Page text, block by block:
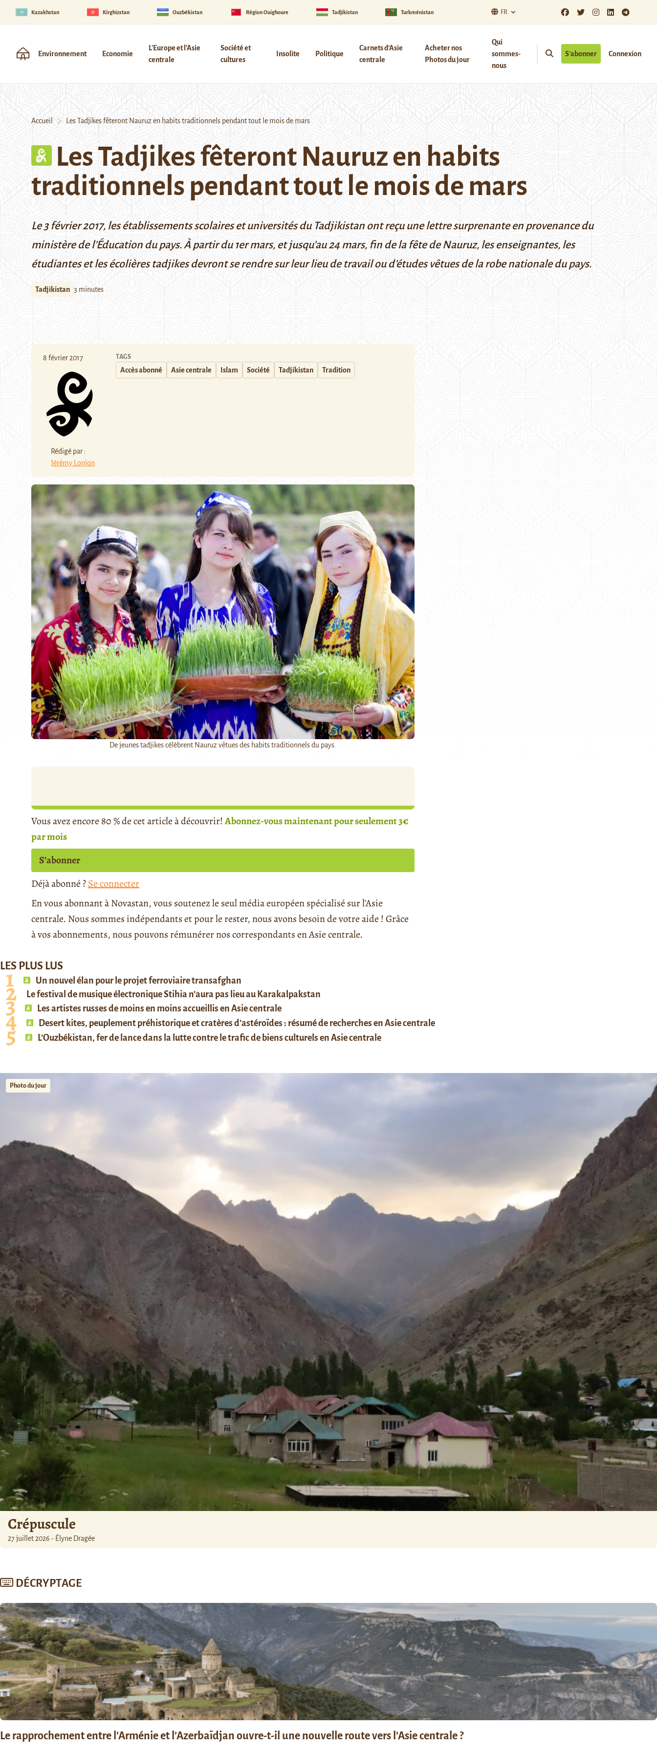
Kazakhstan Kirghizstan Ouzbékistan Région Ouïghoure Tadjikistan Turkménistan FR
Environnement Economie
L'Europe et l'Asie
centrale
Société et
cultures
Insolite Politique
Carnets d’Asie
centrale
Acheter nos
Photos du jour
Qui
sommes-
nous
S’abonner Connexion
Accueil Les Tadjikes fêteront Nauruz en habits traditionnels pendant tout le mois de mars
Les Tadjikes fêteront Nauruz en habits
traditionnels pendant tout le mois de mars
Le 3 février 2017, les établissements scolaires et universités du Tadjikistan ont reçu une lettre surprenante en provenance du
ministère de l’Éducation du pays. À partir du 1er mars, et jusqu’au 24 mars, fin de la fête deNauruz, les enseignantes, les
étudiantes et les écolières tadjikes devront se rendre sur leur lieu de travail ou d’études vêtues de la robe nationale du pays.
Tadjikistan 3 minutes
8 février 2017
Rédigé par :
Jérémy Lonjon
TAGS
Accès abonné Asie centrale Islam Société Tadjikistan Tradition
De jeunes tadjikes célèbrent Nauruz vêtues des habits traditionnels du pays.
Vous avez encore 80 % de cet article à découvrir!Abonnez-vous maintenant pour seulement 3€
par mois
S’abonner
Déjà abonné ?Se connecter
En vous abonnant à Novastan, vous soutenez le seul média européen spécialisé sur l'Asie
centrale. Nous sommes indépendants et pour le rester, nous avons besoin de votre aide ! Grâce
à vos abonnements, nous pouvons rémunérer nos correspondants en Asie centrale.
LES PLUS LUS
Un nouvel élan pour le projet ferroviaire transafghan
Le festival de musique électronique Stihia n’aura pas lieu au Karakalpakstan
Les artistes russes de moins en moins accueillis en Asie centrale
Desert kites, peuplement préhistorique et cratères d’astéroïdes : résumé de recherches en Asie centrale
L’Ouzbékistan, fer de lance dans la lutte contre le trafic de biens culturels en Asie centrale
Photo du jour
Crépuscule
27 juillet 2026 - Élyne Dragée
DÉCRYPTAGE
Le rapprochement entre l’Arménie et l’Azerbaïdjan ouvre-t-il une nouvelle route vers l’Asie centrale ?